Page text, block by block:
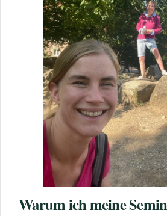
Warum ich meine